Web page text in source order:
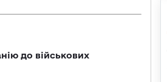
до військових